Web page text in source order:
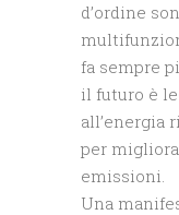
d’ordine
fa sempre
il futuro è
all’energia
per
emissioni.
Una